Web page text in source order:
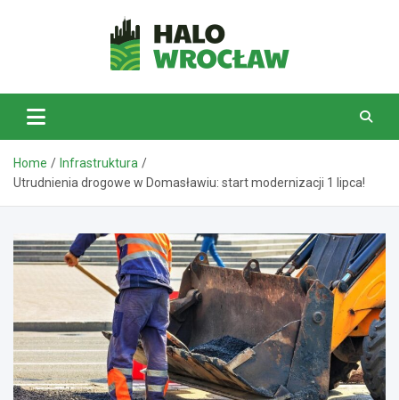
HaloWrocław.pl
Home
Infrastruktura
Utrudnienia drogowe w Domasławiu: start modernizacji 1 lipca!